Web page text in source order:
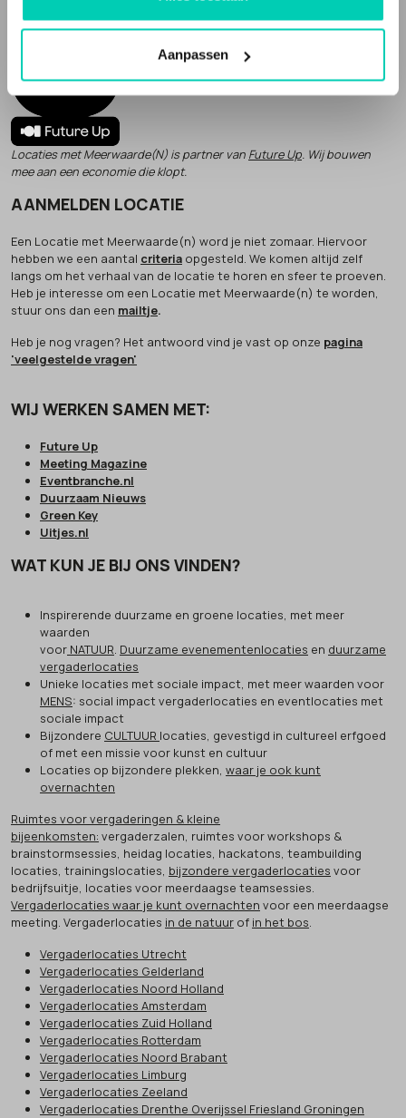
Aanpassen
Een deel van onze omzet geven we weg aangoede doelen.
Locaties met Meerwaarde(N) is partner van Future Up. Wij bouwen
mee aan een economie die klopt.
AANMELDEN LOCATIE
Een Locatie met Meerwaarde(n) word je niet zomaar. Hiervoor
hebben we een aantal criteria opgesteld. We komen altijd zelf
langs om het verhaal van de locatie te horen en sfeer te proeven.
Heb je interesse om een Locatie met Meerwaarde(n) te worden,
stuur ons dan een mailtje.
Heb je nog vragen? Het antwoord vind je vast op onze pagina
'veelgestelde vragen'
WIJ WERKEN SAMEN MET:
Future Up
Meeting Magazine
Eventbranche.nl
Duurzaam Nieuws
Green Key
Uitjes.nl
WAT KUN JE BIJ ONS VINDEN?
Inspirerende duurzame en groene locaties, met meer
waarden
voor NATUUR. Duurzame evenementenlocaties en duurzame
vergaderlocaties
Unieke locaties met sociale impact, met meer waarden voor
MENS: social impact vergaderlocaties en eventlocaties met
sociale impact
Bijzondere CULTUUR locaties, gevestigd in cultureel erfgoed
of met een missie voor kunst en cultuur
Locaties op bijzondere plekken, waar je ook kunt
overnachten
Ruimtes voor vergaderingen & kleine
bijeenkomsten: vergaderzalen, ruimtes voor workshops &
brainstormsessies, heidag locaties, hackatons, teambuilding
locaties, trainingslocaties, bijzondere vergaderlocaties voor
bedrijfsuitje, locaties voor meerdaagse teamsessies.
Vergaderlocaties waar je kunt overnachten voor een meerdaagse
meeting. Vergaderlocaties in de natuur of in het bos.
Vergaderlocaties Utrecht
Vergaderlocaties Gelderland
Vergaderlocaties Noord Holland
Vergaderlocaties Amsterdam
Vergaderlocaties Zuid Holland
Vergaderlocaties Rotterdam
Vergaderlocaties Noord Brabant
Vergaderlocaties Limburg
Vergaderlocaties Zeeland
Vergaderlocaties Drenthe Overijssel Friesland Groningen